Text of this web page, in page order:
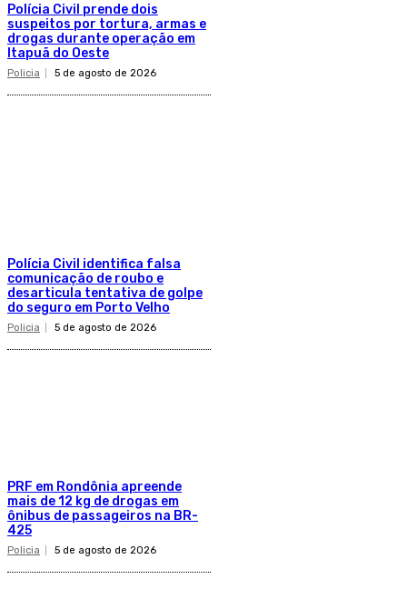
Polícia Civil prende dois
suspeitos por tortura, armas e
drogas durante operação em
Itapuã do Oeste
Policia 5 de agosto de 2026
Polícia Civil identifica falsa
comunicação de roubo e
desarticula tentativa de golpe
do seguro em Porto Velho
Policia 5 de agosto de 2026
PRF em Rondônia apreende
mais de 12 kg de drogas em
ônibus de passageiros na BR-
425
Policia 5 de agosto de 2026